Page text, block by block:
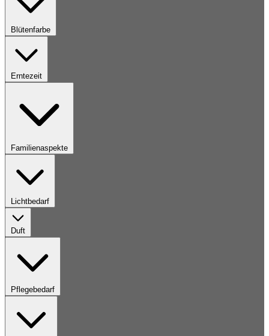
Blütenfarbe
Erntezeit
Familienaspekte
Lichtbedarf
Duft
Pflegebedarf